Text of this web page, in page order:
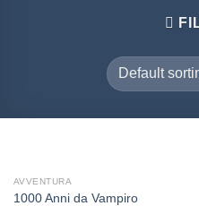
AVVENTURA
1000 Anni da Vampiro